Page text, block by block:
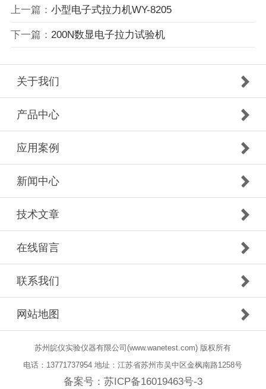
上一篇： 小型电子式拉力机WY-8205
下一篇： 200N数显电子拉力试验机
关于我们
产品中心
应用案例
新闻中心
技术文章
在线留言
联系我们
网站地图
苏州皖仪实验仪器有限公司(www.wanetest.com) 版权所有
电话：13771737954 地址：江苏省苏州市吴中区金枫南路1258号
备案号： 苏ICP备16019463号-3